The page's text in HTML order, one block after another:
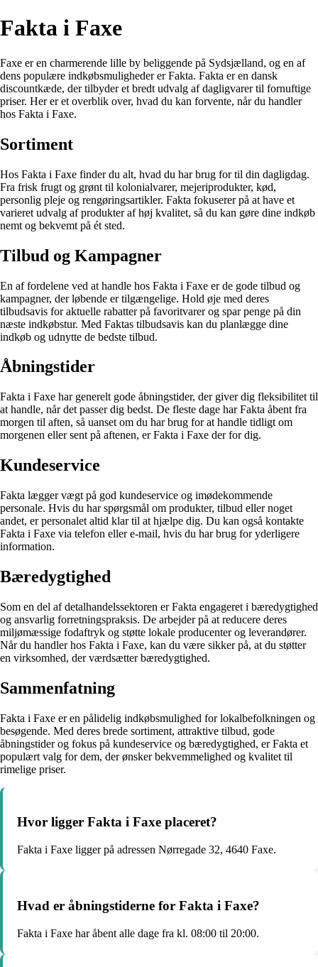
Fakta i Faxe
Faxe er en charmerende lille by beliggende på Sydsjælland, og en af
dens populære indkøbsmuligheder er Fakta. Fakta er en dansk
discountkæde, der tilbyder et bredt udvalg af dagligvarer til fornuftige
priser. Her er et overblik over, hvad du kan forvente, når du handler
hos Fakta i Faxe.
Sortiment
Hos Fakta i Faxe finder du alt, hvad du har brug for til din dagligdag.
Fra frisk frugt og grønt til kolonialvarer, mejeriprodukter, kød,
personlig pleje og rengøringsartikler. Fakta fokuserer på at have et
varieret udvalg af produkter af høj kvalitet, så du kan gøre dine indkøb
nemt og bekvemt på ét sted.
Tilbud og Kampagner
En af fordelene ved at handle hos Fakta i Faxe er de gode tilbud og
kampagner, der løbende er tilgængelige. Hold øje med deres
tilbudsavis for aktuelle rabatter på favoritvarer og spar penge på din
næste indkøbstur. Med Faktas tilbudsavis kan du planlægge dine
indkøb og udnytte de bedste tilbud.
Åbningstider
Fakta i Faxe har generelt gode åbningstider, der giver dig fleksibilitet til
at handle, når det passer dig bedst. De fleste dage har Fakta åbent fra
morgen til aften, så uanset om du har brug for at handle tidligt om
morgenen eller sent på aftenen, er Fakta i Faxe der for dig.
Kundeservice
Fakta lægger vægt på god kundeservice og imødekommende
personale. Hvis du har spørgsmål om produkter, tilbud eller noget
andet, er personalet altid klar til at hjælpe dig. Du kan også kontakte
Fakta i Faxe via telefon eller e-mail, hvis du har brug for yderligere
information.
Bæredygtighed
Som en del af detalhandelssektoren er Fakta engageret i bæredygtighed
og ansvarlig forretningspraksis. De arbejder på at reducere deres
miljømæssige fodaftryk og støtte lokale producenter og leverandører.
Når du handler hos Fakta i Faxe, kan du være sikker på, at du støtter
en virksomhed, der værdsætter bæredygtighed.
Sammenfatning
Fakta i Faxe er en pålidelig indkøbsmulighed for lokalbefolkningen og
besøgende. Med deres brede sortiment, attraktive tilbud, gode
åbningstider og fokus på kundeservice og bæredygtighed, er Fakta et
populært valg for dem, der ønsker bekvemmelighed og kvalitet til
rimelige priser.
Hvor ligger Fakta i Faxe placeret?
Fakta i Faxe ligger på adressen Nørregade 32, 4640 Faxe.
Hvad er åbningstiderne for Fakta i Faxe?
Fakta i Faxe har åbent alle dage fra kl. 08:00 til 20:00.